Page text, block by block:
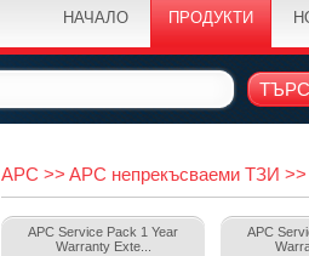
НАЧАЛО ПРОДУКТИ
APC >> APC непрекъсваеми ТЗИ
APC Service Pack 1 Year
Warranty Exte...
APC